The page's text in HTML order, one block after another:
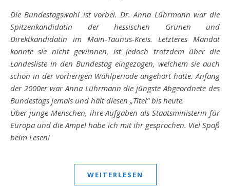
Die Bundestagswahl ist vorbei. Dr. Anna Lührmann war die
Spitzenkandidatin der hessischen Grünen und
Direktkandidatin im Main-Taunus-Kreis. Letzteres Mandat
konnte sie nicht gewinnen, ist jedoch trotzdem über die
Landesliste in den Bundestag eingezogen, welchem sie auch
schon in der vorherigen Wahlperiode angehört hatte. Anfang
der 2000er war Anna Lührmann die jüngste Abgeordnete des
Bundestags jemals und hält diesen „Titel“ bis heute.
Über junge Menschen, ihre Aufgaben als Staatsministerin für
Europa und die Ampel habe ich mit ihr gesprochen. Viel Spaß
beim Lesen!
WEITERLESEN